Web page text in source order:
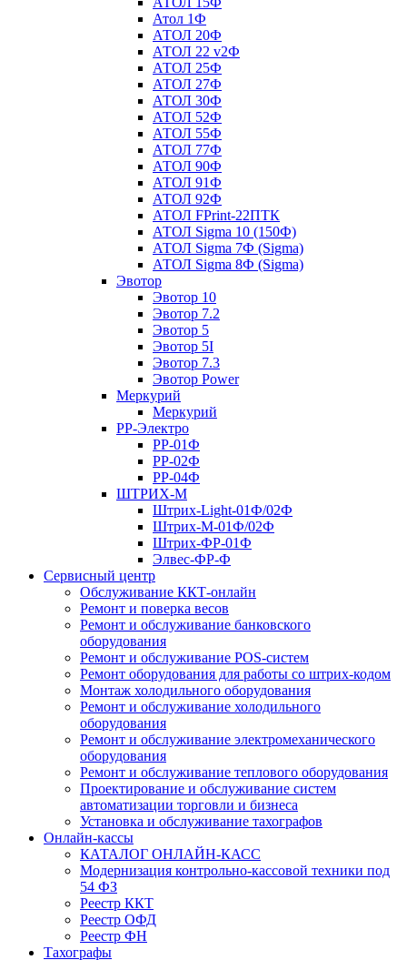
Атол 1Ф
АТОЛ 20Ф
АТОЛ 22 v2Ф
АТОЛ 25Ф
АТОЛ 27Ф
АТОЛ 30Ф
АТОЛ 52Ф
АТОЛ 55Ф
АТОЛ 77Ф
АТОЛ 90Ф
АТОЛ 91Ф
АТОЛ 92Ф
АТОЛ FPrint-22ПТК
АТОЛ Sigma 10 (150Ф)
АТОЛ Sigma 7Ф (Sigma)
АТОЛ Sigma 8Ф (Sigma)
Эвотор
Эвотор 10
Эвотор 7.2
Эвотор 5
Эвотор 5I
Эвотор 7.3
Эвотор Power
Меркурий
Меркурий
РР-Электро
РР-01Ф
РР-02Ф
РР-04Ф
ШТРИХ-М
Штрих-Light-01Ф/02Ф
Штрих-М-01Ф/02Ф
Штрих-ФР-01Ф
Элвес-ФР-Ф
Сервисный центр
Обслуживание ККТ-онлайн
Ремонт и поверка весов
Ремонт и обслуживание банковского
оборудования
Ремонт и обслуживание POS-систем
Ремонт оборудования для работы со штрих-кодом
Монтаж холодильного оборудования
Ремонт и обслуживание холодильного
оборудования
Ремонт и обслуживание электромеханического
оборудования
Ремонт и обслуживание теплового оборудования
Проектирование и обслуживание систем
автоматизации торговли и бизнеса
Установка и обслуживание тахографов
Онлайн-кассы
КАТАЛОГ ОНЛАЙН-КАСС
Модернизация контрольно-кассовой техники под
54 ФЗ
Реестр ККТ
Реестр ОФД
Реестр ФН
Тахографы